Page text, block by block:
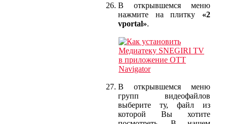
В открывшемся меню
нажмите на плитку «2
vportal».
В открывшемся меню
групп видеофайлов
выберите ту, файл из
которой Вы хотите